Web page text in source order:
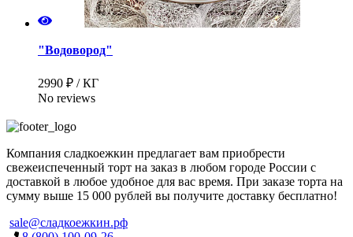
"Водовород"
2990 ₽ / КГ
No reviews
Компания сладкоежкин предлагает вам приобрести
свежеиспеченный торт на заказ в любом городе России с
доставкой в любое удобное для вас время. При заказе торта на
сумму выше 15 000 рублей вы получите доставку бесплатно!
sale@сладкоежкин.рф